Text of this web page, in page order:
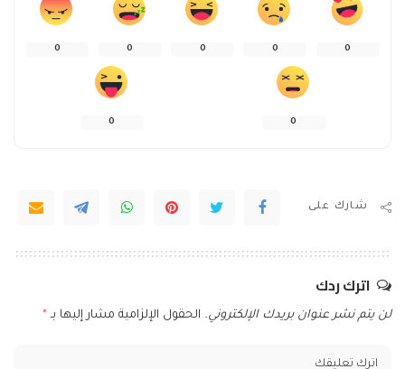
0
0
0
0
0
0
0
شارك على
اترك ردك
لن يتم نشر عنوان بريدك الإلكتروني. الحقول الإلزامية مشار إليها بـ *